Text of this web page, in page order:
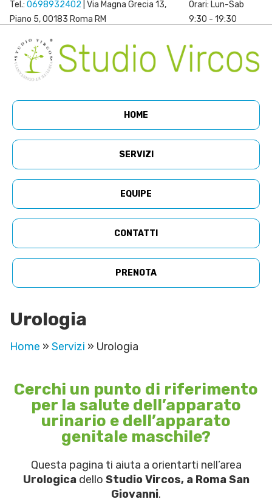
Tel.: 0698932402 | Via Magna Grecia 13,
Piano 5, 00183 Roma RM
Orari: Lun-Sab
9:30 - 19:30
HOME
SERVIZI
EQUIPE
CONTATTI
PRENOTA
Urologia
Home » Servizi » Urologia
Cerchi un punto di riferimento
per la salute dell’apparato
urinario e dell’apparato
genitale maschile?
Questa pagina ti aiuta a orientarti nell’area
Urologica dello Studio Vircos, a Roma San
Giovanni.